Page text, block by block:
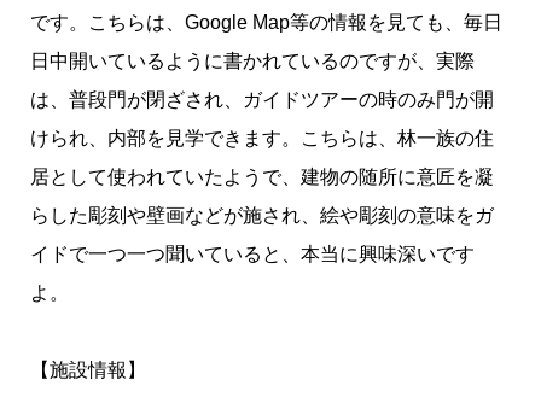
です。こちらは、Google Map等の情報を見ても、毎日
日中開いているように書かれているのですが、実際
は、普段門が閉ざされ、ガイドツアーの時のみ門が開
けられ、内部を見学できます。こちらは、林一族の住
居として使われていたようで、建物の随所に意匠を凝
らした彫刻や壁画などが施され、絵や彫刻の意味をガ
イドで一つ一つ聞いていると、本当に興味深いです
よ。
【施設情報】